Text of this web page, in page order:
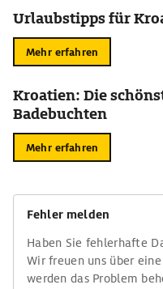
Urlaubstipps für
Mehr erfahren
Kroatien: Die
Badebuchten
Mehr erfahren
Fehler melden
Haben Sie fehlerhafte
Wir freuen uns über
werden das Problem